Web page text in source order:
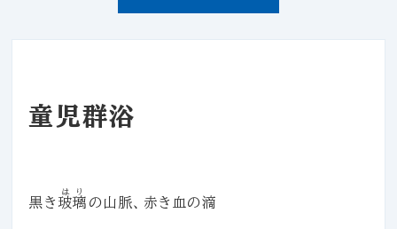
童児群浴
黒き玻璃
はり
の山脈、赤き血の滴